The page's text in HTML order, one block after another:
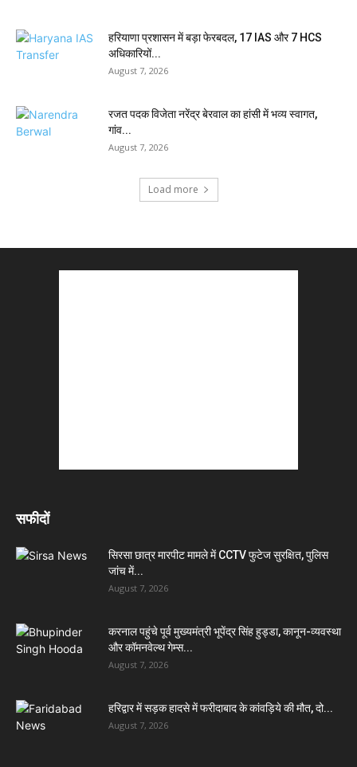
हरियाणा प्रशासन में बड़ा फेरबदल, 17 IAS और 7 HCS
अधिकारियों...
August 7, 2026
रजत पदक विजेता नरेंद्र बेरवाल का हांसी में भव्य स्वागत,
गांव...
August 7, 2026
Load more
सफीदों
सिरसा छात्र मारपीट मामले में CCTV फुटेज सुरक्षित, पुलिस
जांच में...
August 7, 2026
करनाल पहुंचे पूर्व मुख्यमंत्री भूपेंद्र सिंह हुड्डा, कानून-व्यवस्था
और कॉमनवेल्थ गेम्स...
August 7, 2026
हरिद्वार में सड़क हादसे में फरीदाबाद के कांवड़िये की मौत, दो...
August 7, 2026